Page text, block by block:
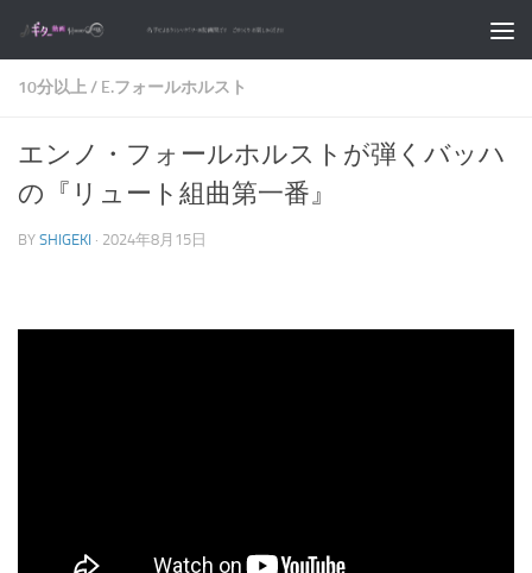
コンテンツへスキップ
10分以上/ E.フォールホルスト
エンノ・フォールホルストが弾くバッハ
の『リュート組曲第一番』
BY SHIGEKI · 2024年8月15日